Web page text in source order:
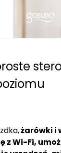
żarówki i
z Wi-Fi,